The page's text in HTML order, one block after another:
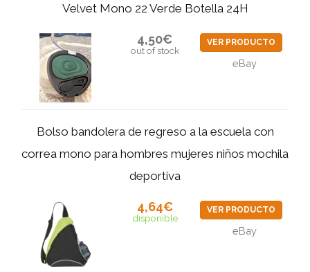
Velvet Mono 22 Verde Botella 24H
4,50€
out of stock
VER PRODUCTO
eBay
Bolso bandolera de regreso a la escuela con
correa mono para hombres mujeres niños mochila
deportiva
4,64€
disponible
VER PRODUCTO
eBay